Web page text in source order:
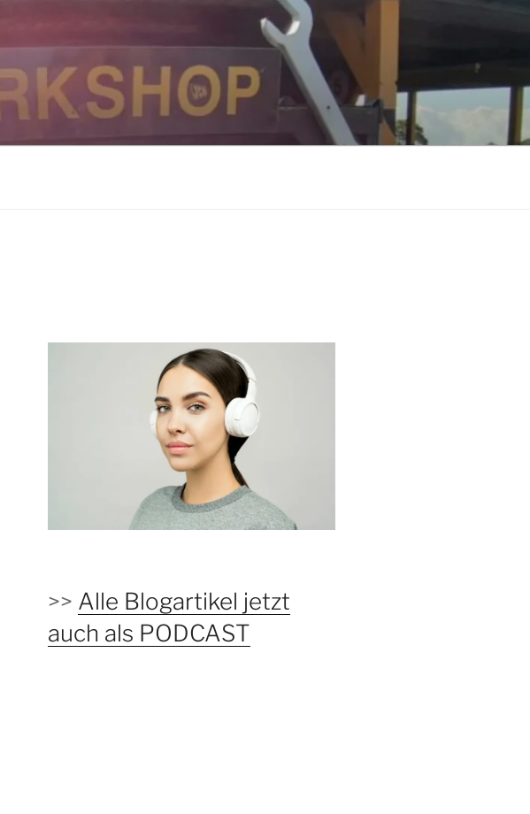
>> Alle Blogartikel jetzt
auch als PODCAST